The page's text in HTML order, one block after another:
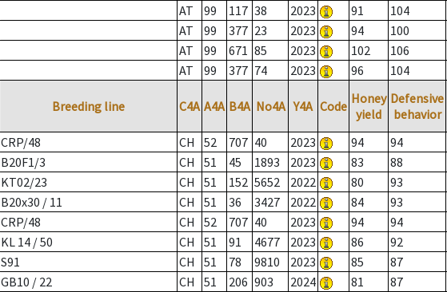
AT 99 117 38 2023 91 104
AT 99 377 23 2023 94 100
AT 99 671 85 2023 102 106
AT 99 377 74 2023 96 104
Breeding line C4A A4A B4A No4A Y4A Code Honey
yield
Defensive
behavior
CRP/48 CH 52 707 40 2023 94 94
B20F1/3 CH 51 45 1893 2023 83 88
KT02/23 CH 51 152 5652 2022 80 93
B20x30 / 11 CH 51 36 3427 2022 84 93
CRP/48 CH 52 707 40 2023 94 94
KL 14 / 50 CH 51 91 4677 2023 86 92
S91 CH 51 78 9810 2023 85 87
GB10 / 22 CH 51 206 903 2024 81 87